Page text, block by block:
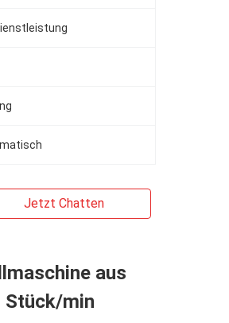
Jetzt Chatten
aus
Stück/min